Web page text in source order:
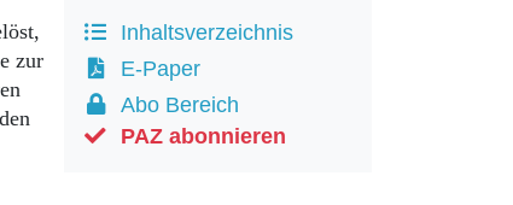
zur
Inhaltsverzeichnis
E-Paper
Abo Bereich
PAZ abonnieren